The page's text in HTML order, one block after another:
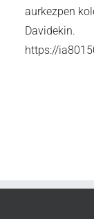
aurkezpen
Davidekin.
https://